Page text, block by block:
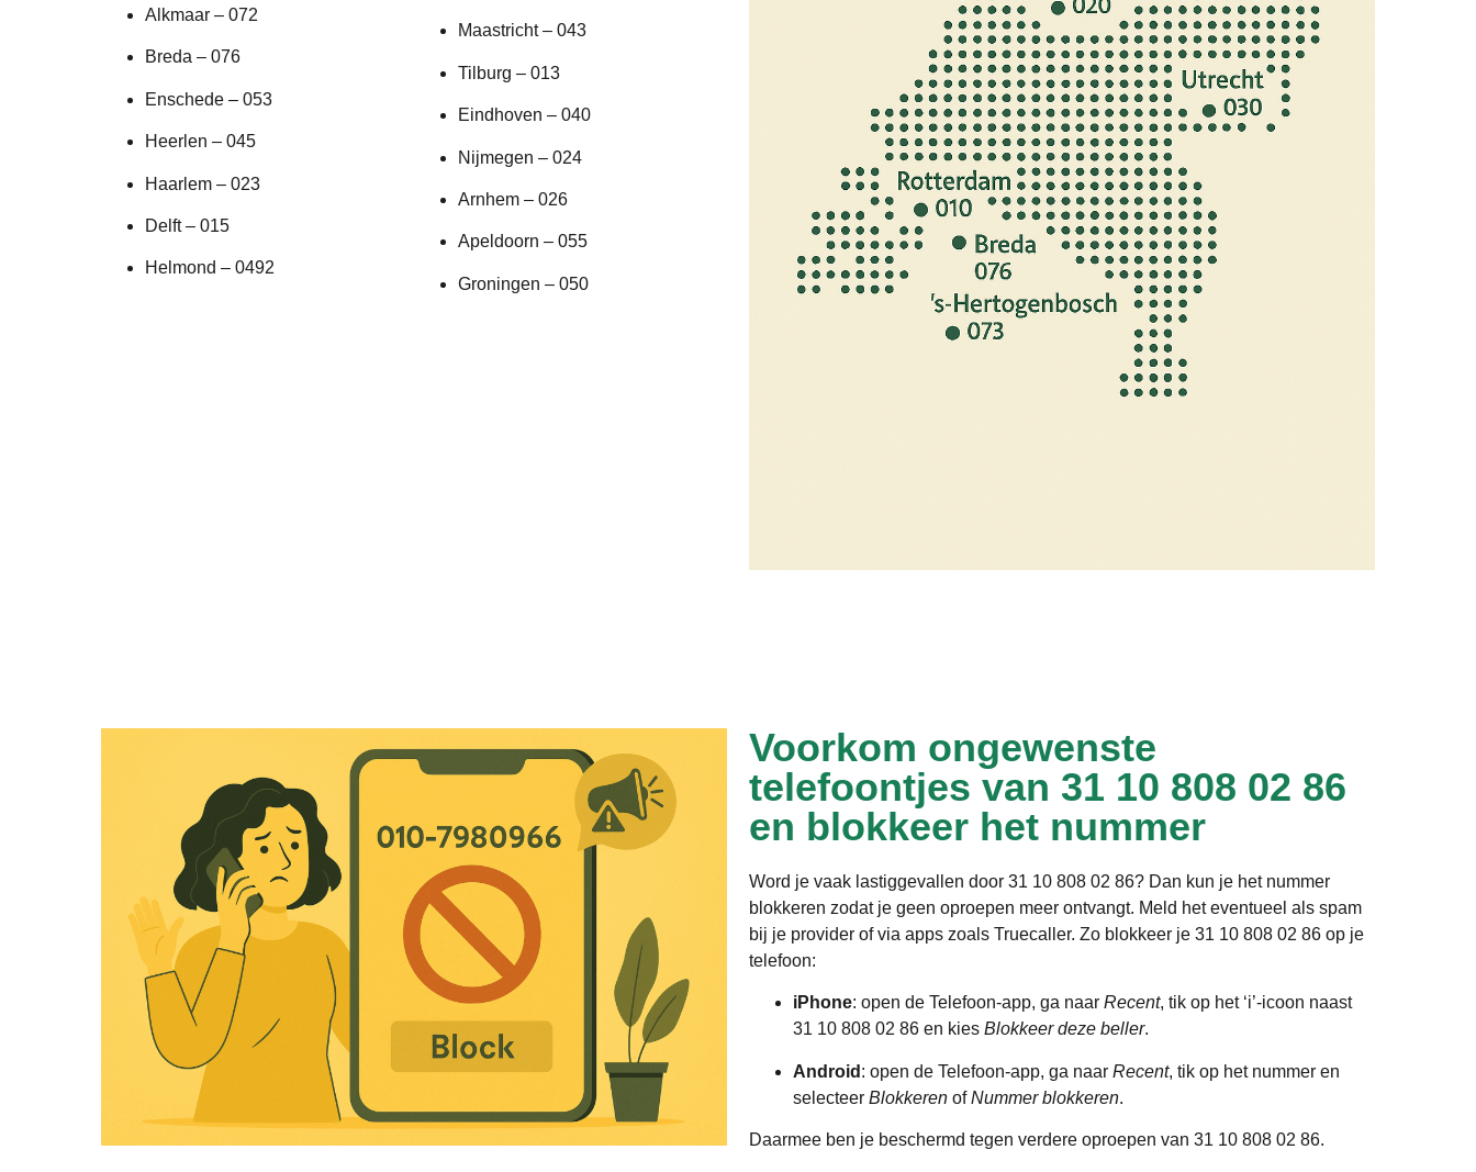
Alkmaar – 072
Breda – 076
Enschede – 053
Heerlen – 045
Haarlem – 023
Delft – 015
Helmond – 0492
Maastricht – 043
Tilburg – 013
Eindhoven – 040
Nijmegen – 024
Arnhem – 026
Apeldoorn – 055
Groningen – 050
Voorkom ongewenste
telefoontjes van 31 10 808 02 86
en blokkeer het nummer
Word je vaak lastiggevallen door 31 10 808 02 86? Dan kun je het nummer
blokkeren zodat je geen oproepen meer ontvangt. Meld het eventueel als spam
bij je provider of via apps zoals Truecaller. Zo blokkeer je 31 10 808 02 86 op je
telefoon:
iPhone: open de Telefoon-app, ga naar Recent, tik op het ‘i’-icoon naast
31 10 808 02 86 en kies Blokkeer deze beller.
Android : open de Telefoon-app, ga naar Recent, tik op het nummer en
selecteer Blokkeren ofNummer blokkeren.
Daarmee ben je beschermd tegen verdere oproepen van 31 10 808 02 86.